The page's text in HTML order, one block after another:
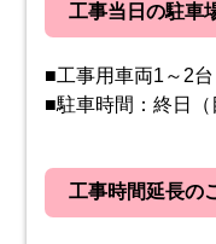
工事当日の駐車
■工事用車両1～2
■駐車時間：終日（
工事時間延長の